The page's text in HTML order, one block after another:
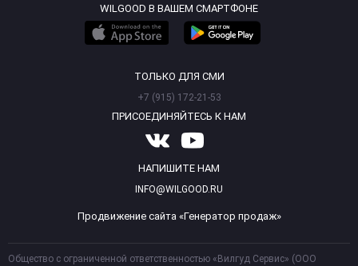
WILGOOD В ВАШЕМ СМАРТФОНЕ
ТОЛЬКО ДЛЯ СМИ
+7 (915) 172-21-53
ПРИСОЕДИНЯЙТЕСЬ К НАМ
НАПИШИТЕ НАМ
INFO@WILGOOD.RU
Продвижение сайта «Генератор продаж»
Общество с ограниченной ответственностью «Вилгуд Сервис» (ООО